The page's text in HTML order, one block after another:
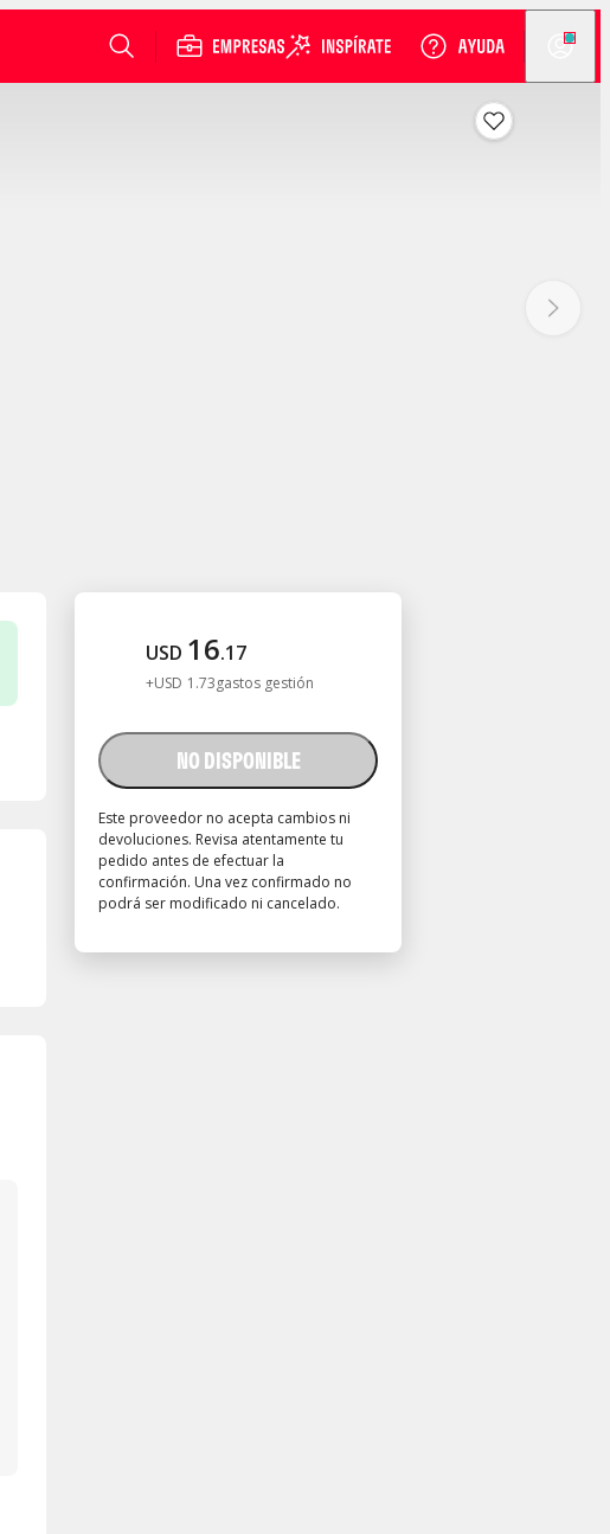
USD 16.17
+USD 1 .73gastos gestión
NO DISPONIBLE
Este proveedor no acepta cambios ni
devoluciones. Revisa atentamente tu
pedido antes de efectuar la
confirmación. Una vez confirmado no
podrá ser modificado ni cancelado.